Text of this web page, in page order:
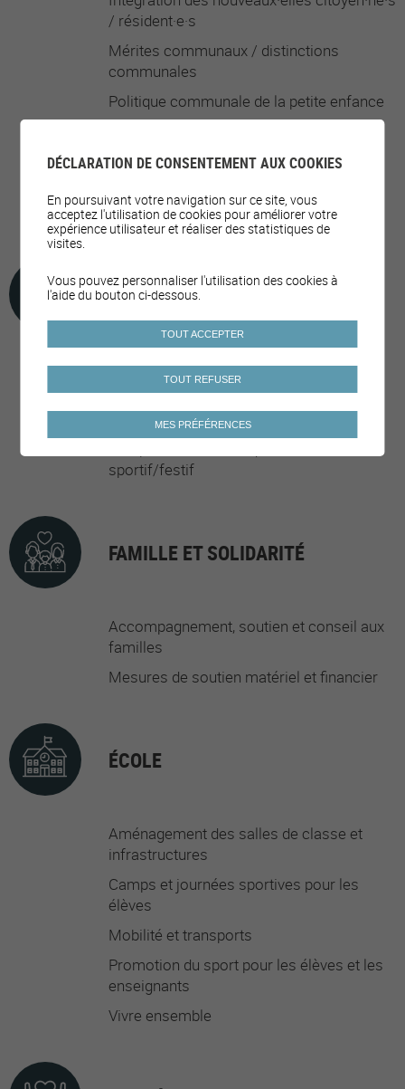
/ résident·e·s
Mérites communaux / distinctions
communales
Politique communale de la petite enfance
Soutien aux sociétés et associations
Travail social
OFFRES DE LOISIRS
Activités pour la jeunesse
Activités pour les aîné·e·s
Prévention des addictions et
sportif/festif
FAMILLE ET SOLIDARITÉ
Accompagnement, soutien et conseil aux
familles
Mesures de soutien matériel et financier
ÉCOLE
Aménagement des salles de classe et
infrastructures
Camps et journées sportives pour les
élèves
Mobilité et transports
Promotion du sport pour les élèves et les
enseignants
Vivre ensemble
DÉCLARATION DE CONSENTEMENT AUX COOKIES
En poursuivant votre navigation sur ce site, vous
acceptez l'utilisation de cookies pour améliorer votre
expérience utilisateur et réaliser des statistiques de
visites.
Vous pouvez personnaliser l'utilisation des cookies à
l'aide du bouton ci-dessous.
TOUT ACCEPTER
TOUT REFUSER
MES PRÉFÉRENCES